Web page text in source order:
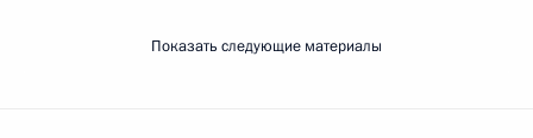
Показать следующие материалы